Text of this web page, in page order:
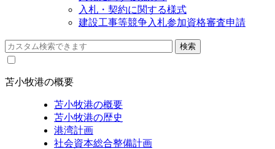
入札・契約に関する様式
建設工事等競争入札参加資格審査申請
苫小牧港の概要
苫小牧港の概要
苫小牧港の歴史
港湾計画
社会資本総合整備計画